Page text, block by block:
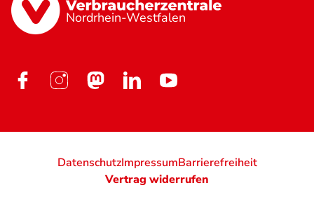
Nordrhein-Westfalen
DatenschutzImpressumBarrierefreiheit
Vertrag widerrufen